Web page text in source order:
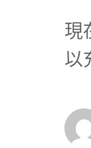
現
以